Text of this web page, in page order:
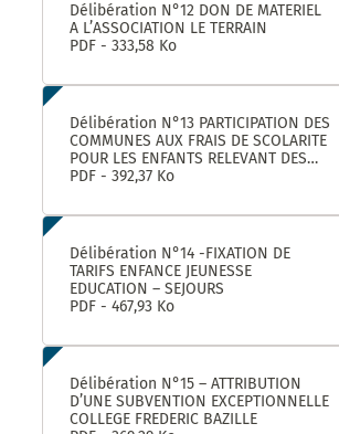
Délibération N°12 DON DE MATERIEL
A L’ASSOCIATION LE TERRAIN
PDF - 333,58 Ko
Délibération N°13 PARTICIPATION DES
COMMUNES AUX FRAIS DE SCOLARITE
POUR LES ENFANTS RELEVANT DES
DISPOSITIFS ULISS ET DAR
CASTELNAUVIENNES
PDF - 392,37 Ko
Délibération N°14 -FIXATION DE
TARIFS ENFANCE JEUNESSE
EDUCATION – SEJOURS
PDF - 467,93 Ko
Délibération N°15 – ATTRIBUTION
D’UNE SUBVENTION EXCEPTIONNELLE
COLLEGE FREDERIC BAZILLE